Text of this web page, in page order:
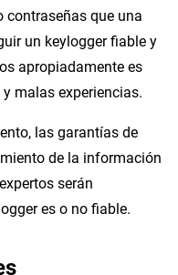
contraseñas que una
un keylogger fiable y
apropiadamente es
malas experiencias.
las garantías de
de la información
serán
es o no fiable.